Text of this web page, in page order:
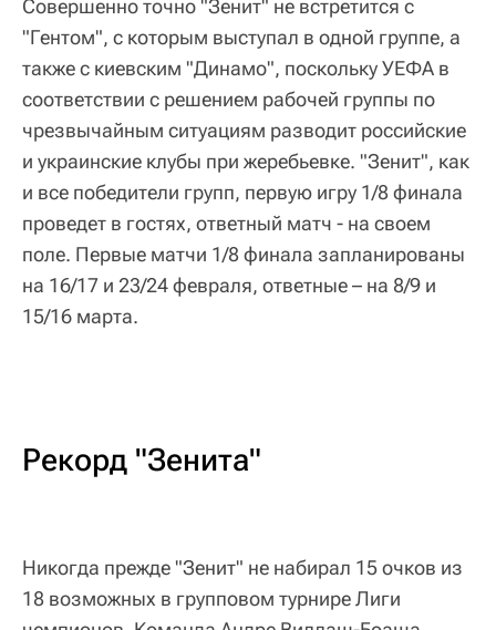
Совершенно точно "Зенит" не встретится с
"Гентом", с которым выступал в одной группе, а
также с киевским "Динамо", поскольку УЕФА в
соответствии с решением рабочей группы по
чрезвычайным ситуациям разводит российские
и украинские клубы при жеребьевке. "Зенит", как
и все победители групп, первую игру 1/8 финала
проведет в гостях, ответный матч - на своем
поле. Первые матчи 1/8 финала запланированы
на 16/17 и 23/24 февраля, ответные – на 8/9 и
15/16 марта.
Рекорд "Зенита"
Никогда прежде "Зенит" не набирал 15 очков из
18 возможных в групповом турнире Лиги